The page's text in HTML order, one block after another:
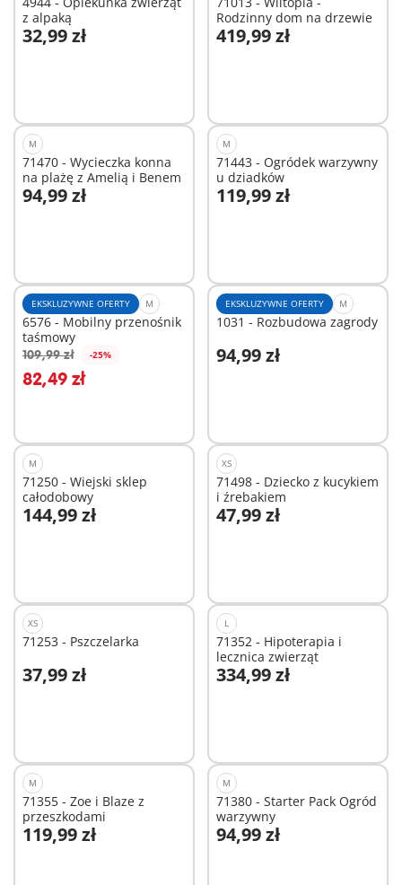
z alpaką
32,99 zł
Dodaj do koszyka
Rodzinny dom na drzewie
419,99 zł
Dodaj do koszyka
M
71470 - Wycieczka konna
na plażę z Amelią i Benem
94,99 zł
Dodaj do koszyka
M
71443 - Ogródek warzywny
u dziadków
119,99 zł
Dodaj do koszyka
EKSKLUZYWNE OFERTY M
6576 - Mobilny przenośnik
taśmowy
109,99 zł -25%
82,49 zł
Dodaj do koszyka
EKSKLUZYWNE OFERTY M
1031 - Rozbudowa zagrody
94,99 zł
Dodaj do koszyka
M
71250 - Wiejski sklep
całodobowy
144,99 zł
Dodaj do koszyka
XS
71498 - Dziecko z kucykiem
i źrebakiem
47,99 zł
Dodaj do koszyka
XS
71253 - Pszczelarka
37,99 zł
Dodaj do koszyka
L
71352 - Hipoterapia i
lecznica zwierząt
334,99 zł
Dodaj do koszyka
M
71355 - Zoe i Blaze z
przeszkodami
119,99 zł
Dodaj do koszyka
M
71380 - Starter Pack Ogród
warzywny
94,99 zł
Dodaj do koszyka